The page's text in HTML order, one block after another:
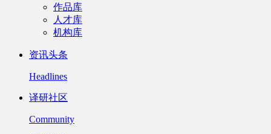
作品库
人才库
机构库
资讯头条
Headlines
译研社区
Community